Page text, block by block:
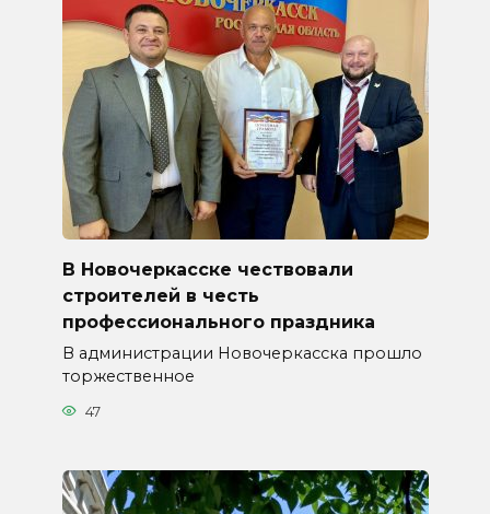
В Новочеркасске чествовали
строителей в честь
профессионального праздника
В администрации Новочеркасска прошло
торжественное
47